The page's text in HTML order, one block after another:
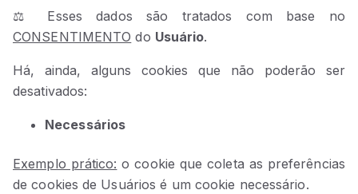
⚖️ Esses dados são tratados com base no
CONSENTIMENTO do Usuário.
Há, ainda, alguns cookies que não poderão ser
desativados:
Necessários
Exemplo prático: o cookie que coleta as preferências
de cookies de Usuários é um cookie necessário.